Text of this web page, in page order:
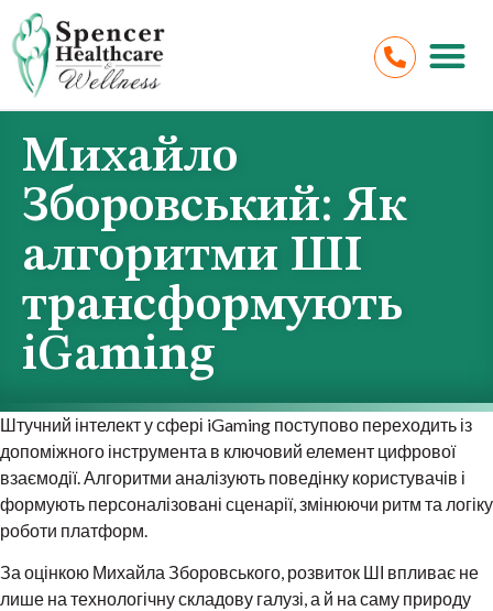
Михайло
Зборовський: Як
алгоритми ШІ
трансформують
iGaming
Штучний інтелект у сфері iGaming поступово переходить із
допоміжного інструмента в ключовий елемент цифрової
взаємодії. Алгоритми аналізують поведінку користувачів і
формують персоналізовані сценарії, змінюючи ритм та логіку
роботи платформ.
За оцінкою Михайла Зборовського, розвиток ШІ впливає не
лише на технологічну складову галузі, а й на саму природу